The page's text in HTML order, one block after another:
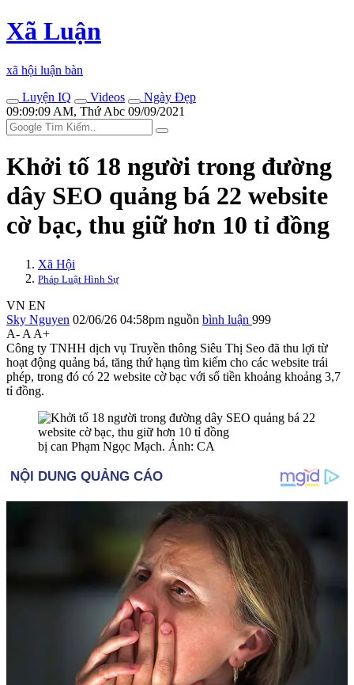
Xã Luận
xã hội luận bàn
Luyện IQ
Videos
Ngày Đẹp
09:09:09 AM, Thứ Abc 09/09/2021
Khởi tố 18 người trong đường
dây SEO quảng bá 22 website
cờ bạc, thu giữ hơn 10 tỉ đồng
Xã Hội
Pháp Luật Hình Sự
VN EN
Sky Nguyen 02/06/26 04:58pm nguồn bình luận 999
A- A A+
Công ty TNHH dịch vụ Truyền thông Siêu Thị Seo đã thu lợi từ
hoạt động quảng bá, tăng thứ hạng tìm kiếm cho các website trái
phép, trong đó có 22 website cờ bạc với số tiền khoảng khoảng 3,7
tỉ đồng.
bị can Phạm Ngọc Mạch. Ảnh: CA